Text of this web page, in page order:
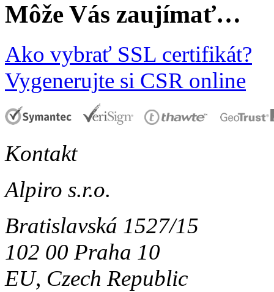
Môže Vás zaujímať…
Ako vybrať SSL certifikát?
Vygenerujte si CSR online
Kontakt
Alpiro s.r.o.
Bratislavská 1527/15
102 00 Praha 10
EU, Czech Republic